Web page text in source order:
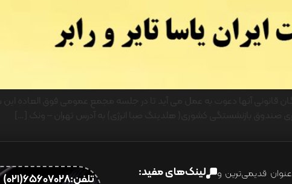
قدیمی‌ترین و
لینک‌های مفید: تلفن:65607028(021)